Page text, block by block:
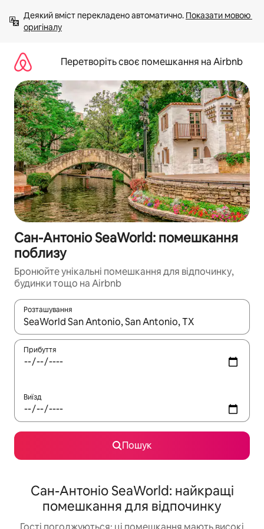
вмісту
Деякий вміст перекладено автоматично. Показати мовою
оригіналу
Перетворіть своє помешкання на Airbnb
Сан-Антоніо SeaWorld: помешкання
поблизу
Бронюйте унікальні помешкання для відпочинку,
будинки тощо на Airbnb
Розташування
Отримавши результати пошуку, використовуйте для
Прибуття
Виїзд
Пошук
Сан-Антоніо SeaWorld: найкращі
помешкання для відпочинку